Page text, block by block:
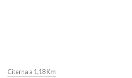
Citerna a 1,18 Km